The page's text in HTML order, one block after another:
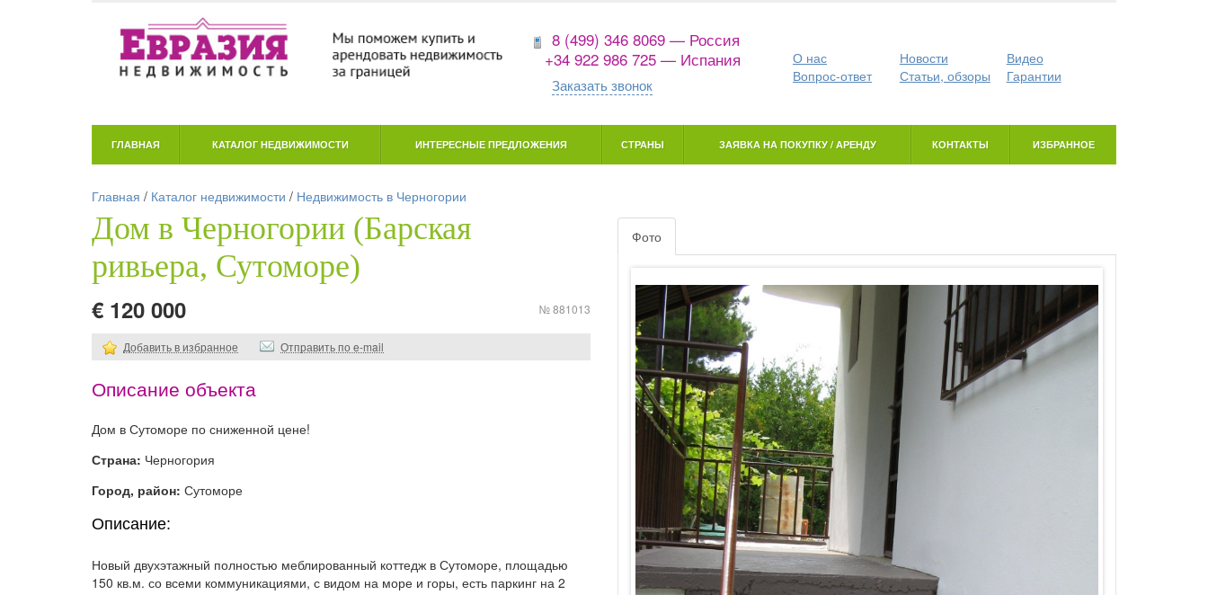
8 (499) 346 8069 — Россия
+34 922 986 725 — Испания
Заказать звонок
О нас Новости
Видео
Вопрос-ответ
Статьи, обзоры Гарантии
ГЛАВНАЯ КАТАЛОГ НЕДВИЖИМОСТИ ИНТЕРЕСНЫЕ ПРЕДЛОЖЕНИЯ СТРАНЫ ЗАЯВКА НА ПОКУПКУ / АРЕНДУ КОНТАКТЫ ИЗБРАННОЕ
Главная / Каталог недвижимости / Недвижимость в Черногории
Дом в Черногории (Барская
ривьера, Сутоморе)
€ 120 000 № 881013
Добавить в избранное Отправить по e-mail
Описание объекта
Дом в Сутоморе по сниженной цене!
Страна: Черногория
Город, район: Сутоморе
Описание:
Новый двухэтажный полностью меблированный коттедж в Сутоморе, площадью
150 кв.м. со всеми коммуникациями, с видом на море и горы, есть паркинг на 2
Фото